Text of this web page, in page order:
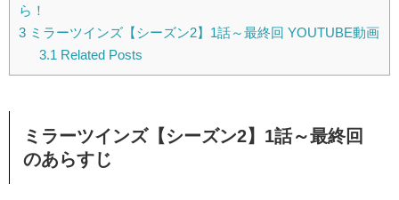
ら！
3 ミラーツインズ【シーズン2】1話～最終回 YOUTUBE動画
3.1 Related Posts
ミラーツインズ【シーズン2】1話～最終回
のあらすじ